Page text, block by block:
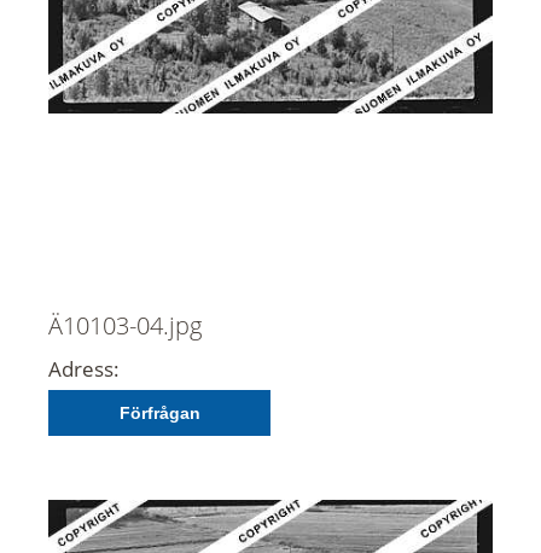
Ä10103-04.jpg
Adress:
Förfrågan